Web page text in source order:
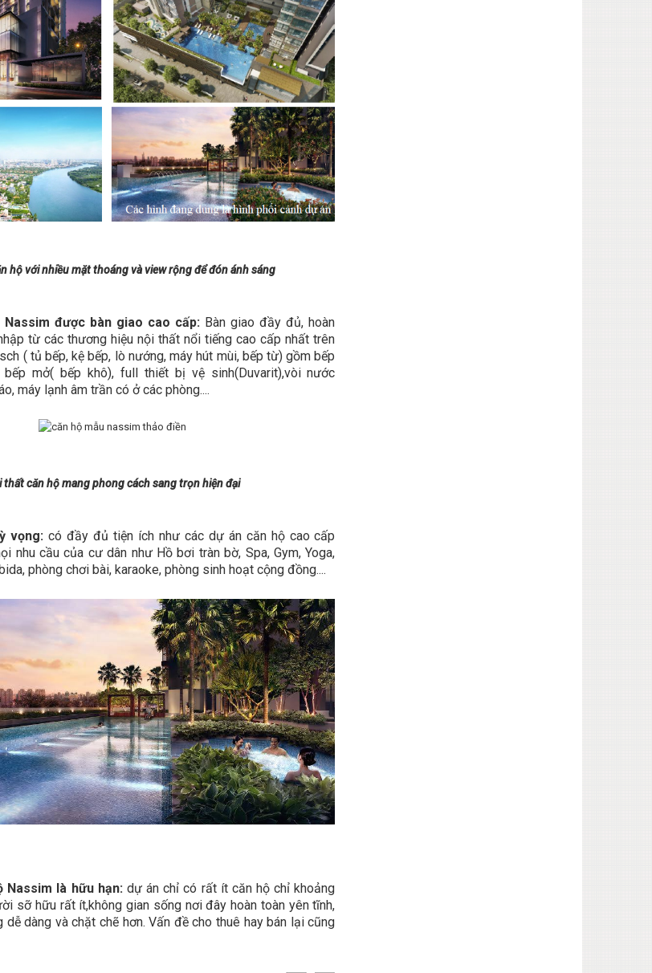
hộ với nhiều mặt thoáng và view rộng để đón ánh sáng
được bàn giao cao cấp: Bàn giao đầy đủ, hoàn
từ các thương hiệu nội thất nổi tiếng cao cấp nhất trên
( tủ bếp, kệ bếp, lò nướng, máy hút mùi, bếp từ) gồm bếp
mở( bếp khô), full thiết bị vệ sinh(Duvarit),vòi nước
máy lạnh âm trần có ở các phòng....
thất căn hộ mang phong cách sang trọn hiện đại
vọng: có đầy đủ tiện ích như các dự án căn hộ cao cấp
nhu cầu của cư dân như Hồ bơi tràn bờ, Spa, Gym, Yoga,
phòng chơi bài, karaoke, phòng sinh hoạt cộng đồng....
Nassim là hữu hạn: dự án chỉ có rất ít căn hộ chỉ khoảng
sỡ hữu rất ít,không gian sống nơi đây hoàn toàn yên tĩnh,
dàng và chặt chẽ hơn. Vấn đề cho thuê hay bán lại cũng